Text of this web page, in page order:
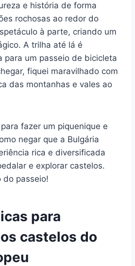
e história de forma
rochosas ao redor do
à parte, criando um
A trilha até lá é
para um passeio de bicicleta
fiquei maravilhado com
das montanhas e vales ao
fazer um piquenique e
negar que a Bulgária
rica e diversificada
e explorar castelos.
do passeio!
para
castelos do